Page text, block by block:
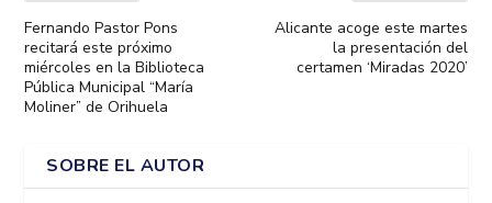
Fernando Pastor Pons
recitará este próximo
miércoles en la Biblioteca
Pública Municipal “María
Moliner” de Orihuela
Alicante acoge este martes
la presentación del
certamen ‘Miradas 2020’
SOBRE EL AUTOR